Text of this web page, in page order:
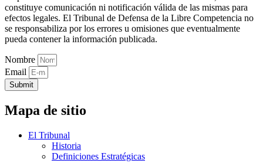
constituye comunicación ni notificación válida de las mismas para
efectos legales. El Tribunal de Defensa de la Libre Competencia no
se responsabiliza por los errores u omisiones que eventualmente
pueda contener la información publicada.
Nombre
Email
Submit
Mapa de sitio
El Tribunal
Historia
Definiciones Estratégicas